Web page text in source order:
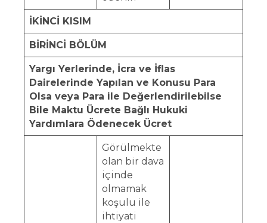
İKİNCİ KISIM
BİRİNCİ BÖLÜM
Yargı Yerlerinde, İcra ve İflas
Dairelerinde Yapılan ve Konusu Para
Olsa veya Para ile Değerlendirilebilse
Bile Maktu Ücrete Bağlı Hukuki
Yardımlara Ödenecek Ücret
Görülmekte
olan bir dava
içinde
olmamak
koşulu ile
ihtiyati